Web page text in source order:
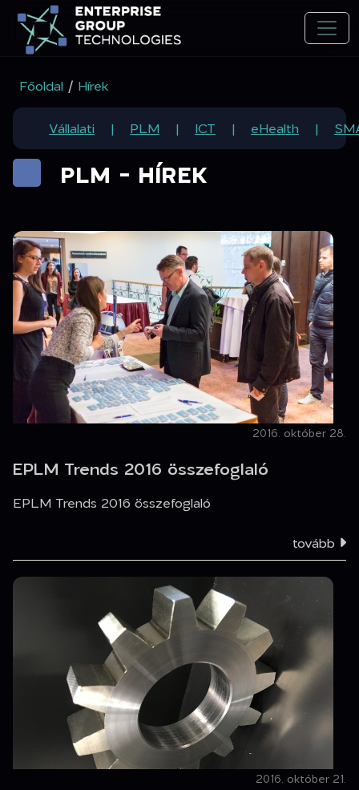
Főoldal / Hírek
Vállalati
PLM ICT eHealth
PLM - HÍREK
2016. október 28.
EPLM Trends 2016 összefoglaló
EPLM Trends 2016 összefoglaló
tovább
2016. október 21.